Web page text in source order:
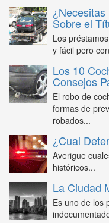
Sobre el
Los
y fácil pero
Los 10
Consejos
El robo de
formas de
robados...
¿Cual
Averigue
históricos...
La Ciudad
Es uno de los